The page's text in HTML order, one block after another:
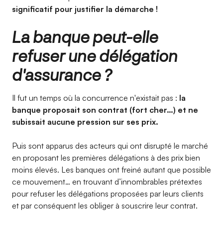
significatif pour justifier la démarche !
La banque peut-elle
refuser une délégation
d'assurance ?
Il fut un temps où la concurrence n'existait pas : la
banque proposait son contrat (fort cher…) et ne
subissait aucune pression sur ses prix.
Puis sont apparus des acteurs qui ont disrupté le marché
en proposant les premières délégations à des prix bien
moins élevés. Les banques ont freiné autant que possible
ce mouvement… en trouvant d’innombrables prétextes
pour refuser les délégations proposées par leurs clients
et par conséquent les obliger à souscrire leur contrat.